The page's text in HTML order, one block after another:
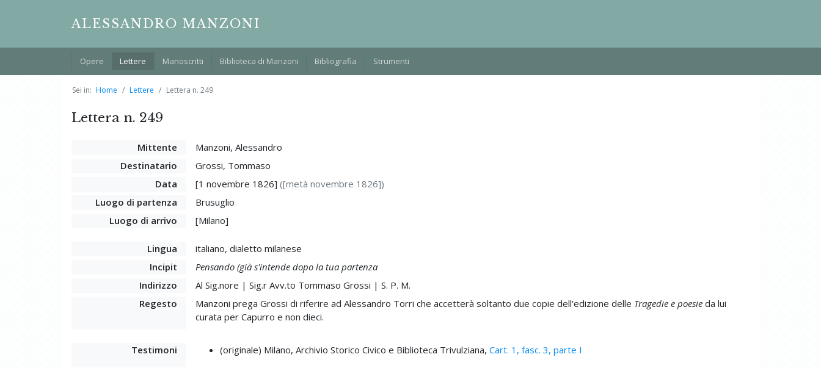
ALESSANDRO MANZONI
Opere Lettere Manoscritti Biblioteca di Manzoni Bibliografia Strumenti
Sei in: Home Lettere Lettera n. 249
Lettera n. 249
Mittente
Manzoni, Alessandro
Destinatario
Grossi, Tommaso
Data
[1 novembre 1826] ([metà novembre 1826])
Luogo di partenza
Brusuglio
Luogo di arrivo
[Milano]
Lingua
italiano, dialetto milanese
Incipit
Pensando (già s'intende dopo la tua partenza
Indirizzo
Al Sig.nore | Sig.r Avv.to Tommaso Grossi | S. P. M.
Regesto
Manzoni prega Grossi di riferire ad Alessandro Torri che accetterà soltanto due copie dell'edizione delle Tragedie e poesieda lui
curata per Capurro e non dieci.
Testimoni (originale) Milano, Archivio Storico Civico e Biblioteca Trivulziana, Cart. 1, fasc. 3, parte I